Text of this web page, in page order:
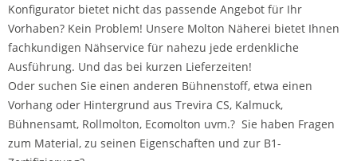
Konfigurator bietet nicht das passende Angebot für Ihr
Vorhaben? Kein Problem! Unsere Molton Näherei bietet Ihnen
fachkundigen Nähservice für nahezu jede erdenkliche
Ausführung. Und das bei kurzen Lieferzeiten!
Oder suchen Sie einen anderen Bühnenstoff, etwa einen
Vorhang oder Hintergrund aus Trevira CS, Kalmuck,
Bühnensamt, Rollmolton, Ecomolton uvm.? Sie haben Fragen
zum Material, zu seinen Eigenschaften und zur B1-